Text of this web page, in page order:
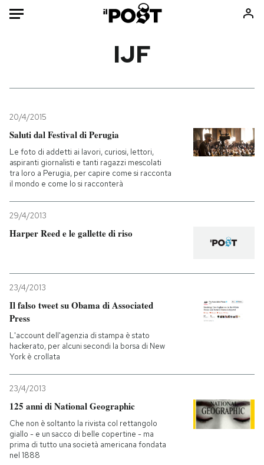
Mondo
Politica
Tecnologia
Internet
Scienza
Cultura
Economia
Sport
Consumismi
Storie/Idee
Ok Boomer!
Europa
Mondiali calcio 2026
PODCAST
SHOP
CALENDARIO
IJF
20/4/2015
Saluti dal Festival di Perugia
Le foto di addetti ai lavori, curiosi, lettori,
aspiranti giornalisti e tanti ragazzi mescolati
tra loro a Perugia, per capire come si racconta
il mondo e come lo si racconterà
29/4/2013
Harper Reed e le gallette di riso
23/4/2013
Il falso tweet su Obama di Associated
Press
L'account dell'agenzia di stampa è stato
hackerato, per alcuni secondi la borsa di New
York è crollata
23/4/2013
125 anni di National Geographic
Che non è soltanto la rivista col rettangolo
giallo - e un sacco di belle copertine - ma
prima di tutto una società americana fondata
nel 1888